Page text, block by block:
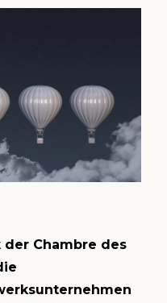
der Chambre des